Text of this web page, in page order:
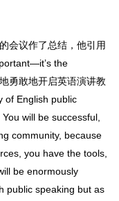
会议作了总结，他引用
the
勇敢地开启英语演讲教
of English public
will be successful,
community, because
you have the tools,
be enormously
public speaking but as